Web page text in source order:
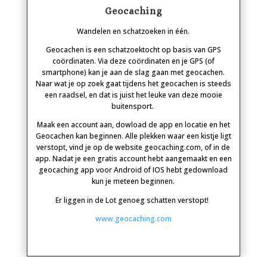
Geocaching
Wandelen en schatzoeken in één.
Geocachen is een schatzoektocht op basis van GPS
coördinaten. Via deze coördinaten en je GPS (of
smartphone) kan je aan de slag gaan met geocachen.
Naar wat je op zoek gaat tijdens het geocachen is steeds
een raadsel, en dat is juist het leuke van deze mooie
buitensport.
Maak een account aan, dowload de app en locatie en het
Geocachen kan beginnen. Alle plekken waar een kistje ligt
verstopt, vind je op de website geocaching.com, of in de
app. Nadat je een gratis account hebt aangemaakt en een
geocaching app voor Android of IOS hebt gedownload
kun je meteen beginnen.
Er liggen in de Lot genoeg schatten verstopt!
www.geocaching.com